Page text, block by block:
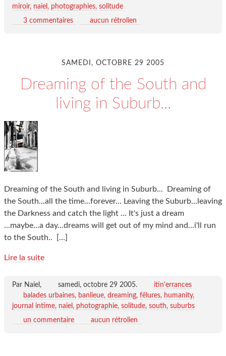
miroir naiel photographies solitude
3 commentaires
aucun rétrolien
SAMEDI, OCTOBRE 29 2005
Dreaming of the South and
living in Suburb...
Dreaming of the South and living in Suburb... Dreaming of
the South...all the time...forever... Leaving the Suburb...leaving
the Darkness and catch the light ... It's just a dream
...maybe...a day...dreams will get out of my mind and...i'll run
to the South..
[…]
Lire la suite
Par Naiel, samedi, octobre 29 2005.
itin'errances
balades urbaines
banlieue dreaming fêlures
humanity
journal intime naiel photographie solitude south suburbs
un commentaire
aucun rétrolien